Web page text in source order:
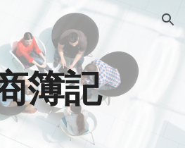
Skip to navigation
簿記